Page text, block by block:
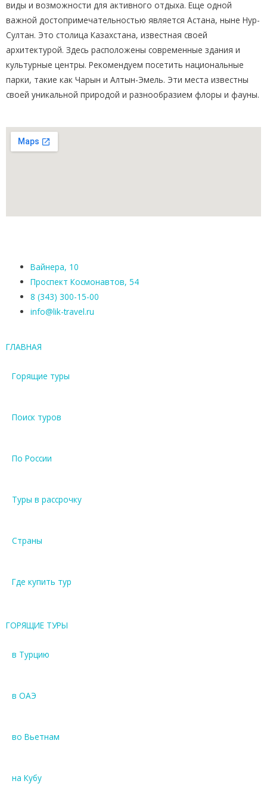
виды и возможности для активного отдыха. Еще одной
важной достопримечательностью является Астана, ныне Нур-
Султан. Это столица Казахстана, известная своей
архитектурой. Здесь расположены современные здания и
культурные центры. Рекомендуем посетить национальные
парки, такие как Чарын и Алтын-Эмель. Эти места известны
своей уникальной природой и разнообразием флоры и фауны.
Вайнера, 10
Проспект Космонавтов, 54
8 (343) 300-15-00
info@lik-travel.ru
ГЛАВНАЯ
Горящие туры
Поиск туров
По России
Туры в рассрочку
Страны
Где купить тур
ГОРЯЩИЕ ТУРЫ
в Турцию
в ОАЭ
во Вьетнам
на Кубу